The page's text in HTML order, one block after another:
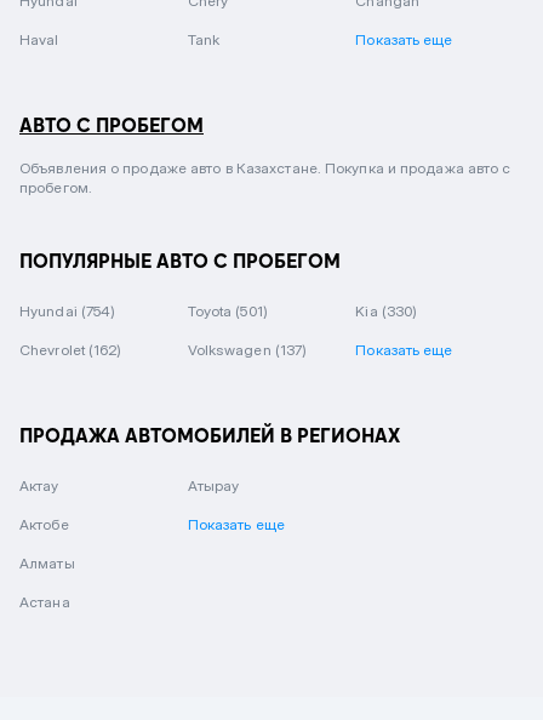
Haval Tank Показать еще
АВТО С ПРОБЕГОМ
Объявления о продаже авто в Казахстане. Покупка и продажа авто с
пробегом.
ПОПУЛЯРНЫЕ АВТО С ПРОБЕГОМ
Hyundai (754) Toyota (501) Kia (330)
Chevrolet (162) Volkswagen (137) Показать еще
ПРОДАЖА АВТОМОБИЛЕЙ В РЕГИОНАХ
Актау
Актобе
Алматы
Астана
Атырау
Показать еще